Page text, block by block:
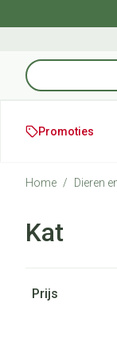
Product, merk,
Promoties
Home / Dieren
Kat
Prijs